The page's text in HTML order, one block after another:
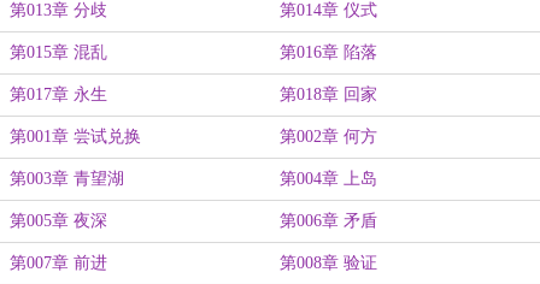
第013章 分歧 第014章 仪式
第015章 混乱 第016章 陷落
第017章 永生 第018章 回家
第001章 尝试兑换 第002章 何方
第003章 青望湖 第004章 上岛
第005章 夜深 第006章 矛盾
第007章 前进 第008章 验证